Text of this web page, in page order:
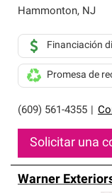
Hammonton, NJ
(609) 561-4355
Financiación
Promesa de
Solicitar una
Warner